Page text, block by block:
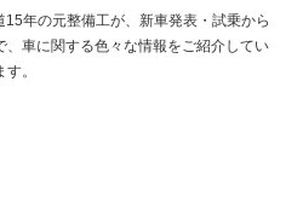
年の元整備工が、新車発表・試乗から
車に関する色々な情報をご紹介してい
す。